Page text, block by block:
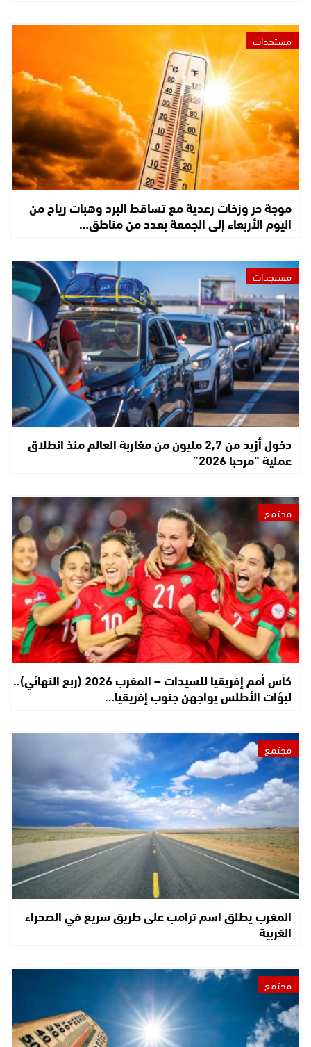
مستجدات
موجة حر وزخات رعدية مع تساقط البرد وهبات رياح من
اليوم الأربعاء إلى الجمعة بعدد من مناطق…
مستجدات
دخول أزيد من 2,7 مليون من مغاربة العالم منذ انطلاق
عملية “مرحبا 2026”
مجتمع
كأس أمم إفريقيا للسيدات – المغرب 2026 (ربع النهائي)..
لبؤات الأطلس يواجهن جنوب إفريقيا…
مجتمع
المغرب يطلق اسم ترامب على طريق سريع في الصحراء
الغربية
مجتمع